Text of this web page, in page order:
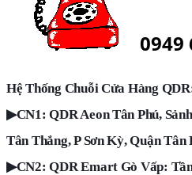
0949
Hệ Thống Chuỗi Cửa Hàng
▶CN1: QDR Aeon Tân Phú,
Tân Thắng, P Sơn Kỳ, Quận Tân
▶CN2: QDR Emart Gò Vấp: